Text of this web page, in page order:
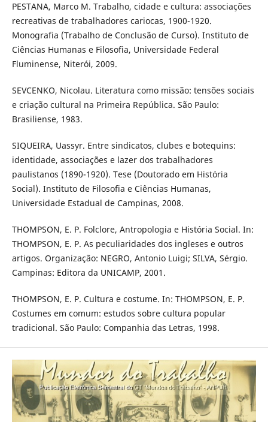
PESTANA, Marco M. Trabalho, cidade e cultura: associações
recreativas de trabalhadores cariocas, 1900-1920.
Monografia (Trabalho de Conclusão de Curso). Instituto de
Ciências Humanas e Filosofia, Universidade Federal
Fluminense, Niterói, 2009.
SEVCENKO, Nicolau. Literatura como missão: tensões sociais
e criação cultural na Primeira República. São Paulo:
Brasiliense, 1983.
SIQUEIRA, Uassyr. Entre sindicatos, clubes e botequins:
identidade, associações e lazer dos trabalhadores
paulistanos (1890-1920). Tese (Doutorado em História
Social). Instituto de Filosofia e Ciências Humanas,
Universidade Estadual de Campinas, 2008.
THOMPSON, E. P. Folclore, Antropologia e História Social. In:
THOMPSON, E. P. As peculiaridades dos ingleses e outros
artigos. Organização: NEGRO, Antonio Luigi; SILVA, Sérgio.
Campinas: Editora da UNICAMP, 2001.
THOMPSON, E. P. Cultura e costume. In: THOMPSON, E. P.
Costumes em comum: estudos sobre cultura popular
tradicional. São Paulo: Companhia das Letras, 1998.